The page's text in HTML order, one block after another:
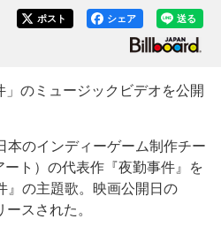
送る
シェア
ポスト
のミュージックビデオを公開
のインディーゲーム制作チー
ート）の代表作『夜勤事件』を
』の主題歌。映画公開日の
スされた。